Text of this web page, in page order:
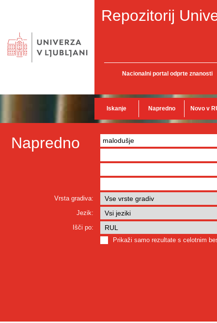
Repozitorij
Nacionalni portal odprte znanosti
Iskanje Napredno Novo v
Napredno
Vrsta gradiva:
Jezik:
Išči po:
Prikaži samo rezultate s celotnim